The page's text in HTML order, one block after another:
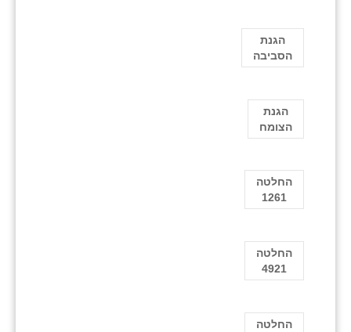
הגנת
הסביבה
הגנת
הצומח
החלטה
1261
החלטה
4921
החלטה